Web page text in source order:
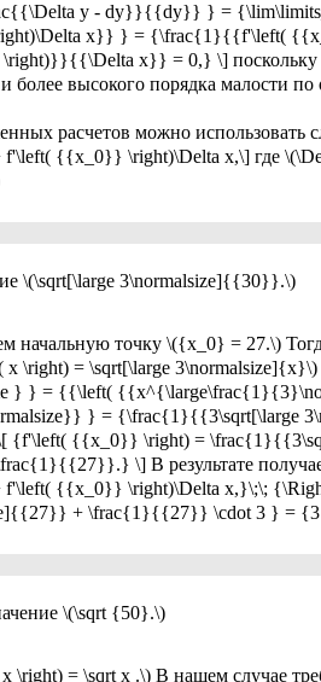
y - dy}}{{dy}} } =
x}} } = {\frac{1}{{f'\left(
x}} = 0,} \] поскольку
и более высокого порядка малости
расчетов можно
{{x_0}} \right)\Delta x,\] где
\(\sqrt[\large 3\normalsize]{{30}}.\)
начальную точку \({x_0} = 27.\)
\right) = \sqrt[\large
} } = {{\left(
} = {\frac{1}{{3\sqrt[\large
\[ {f'\left( {{x_0}} \right) =
\] В результате
{{x_0}} \right)\Delta x,}\;\;
+ \frac{1}{{27}} \cdot 3 }
\(\sqrt {50}.\)
= \sqrt x .\) В нашем случае